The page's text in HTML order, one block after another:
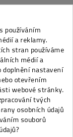
používáním
a reklamy.
stran používáme
médií a
doplnění nastavení
otevřením
webové stránky.
tvých
osobních údajů
souborů